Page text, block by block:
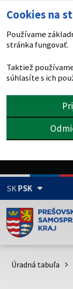
Cookies na
Používame
stránka fungovať.
Taktiež
súhlasíte s ich
SKPSK
Doména psk.sk je
Toto je oficiálna
psk.sk.
Úradná tabuľa